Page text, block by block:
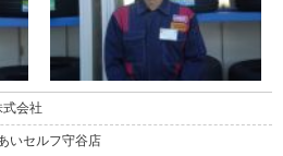
会社
いセルフ守谷店